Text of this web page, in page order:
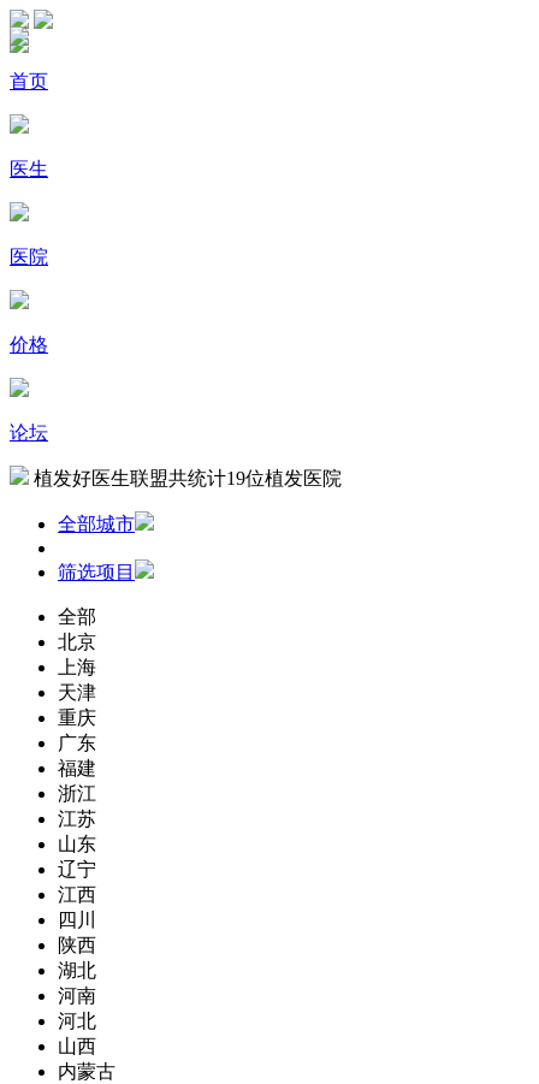
首页
医生
医院
价格
论坛
植发好医生联盟共统计19位植发医院
全部城市
筛选项目
全部
北京
上海
天津
重庆
广东
福建
浙江
江苏
山东
辽宁
江西
四川
陕西
湖北
河南
河北
山西
内蒙古